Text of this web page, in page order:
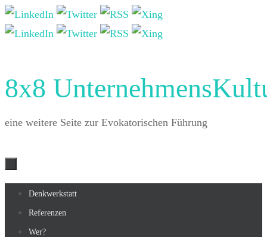
Zum
Inhalt
8x8
eine weitere Seite zur Evokatorischen Führung
Zum
Inhalt
springen
Denkwerkstatt
Referenzen
Wer?